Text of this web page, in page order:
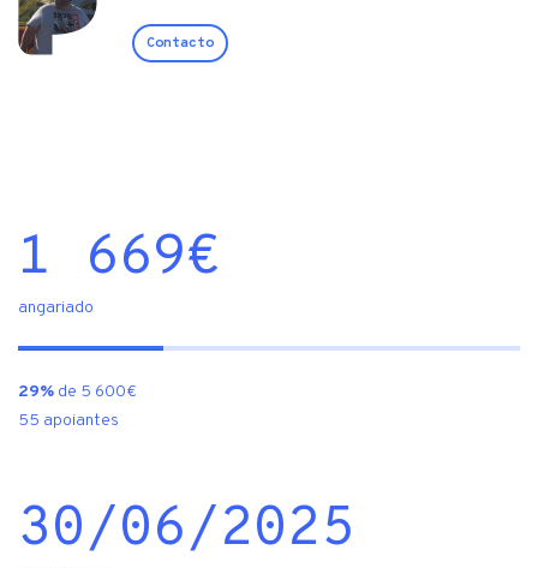
Contacto
1 669€
angariado
29% de 5 600€
55 apoiantes
30/06/2025